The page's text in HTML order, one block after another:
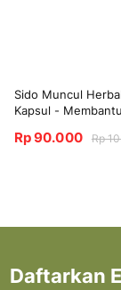
Sido Muncul
Kapsul - Membantu
Tinggi yang Ringan
Rp 90.000 Rp
Daftarkan